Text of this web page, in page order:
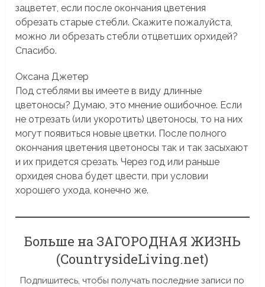
зацветет, если после окончания цветения
обрезать старые стебли. Скажите пожалуйста,
можно ли обрезать стебли отцветших орхидей?
Спасибо.
Оксана Джетер
Под стеблями вы имеете в виду длинные
цветоносы? Думаю, это мнение ошибочное. Если
не отрезать (или укоротить) цветоносы, то на них
могут появиться новые цветки. После полного
окончания цветения цветоносы так и так засыхают
и их придется срезать. Через год или раньше
орхидея снова будет цвести, при условии
хорошего ухода, конечно же.
Больше на ЗАГОРОДНАЯ ЖИЗНЬ
(CountrysideLiving.net)
Подпишитесь, чтобы получать последние записи по